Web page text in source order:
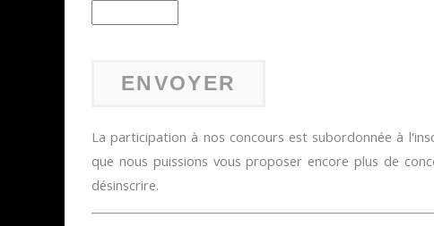
La participation à nos concours est subordonnée à
que nous puissions vous proposer encore plus de
désinscrire.